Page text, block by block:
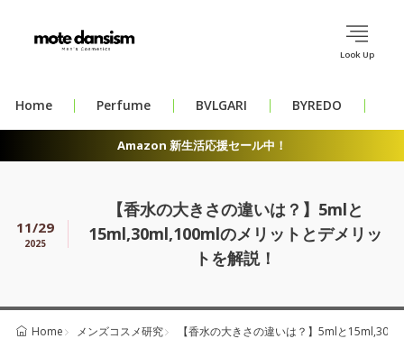
Look Up
Home Perfume BVLGARI BYREDO
Amazon 新生活応援セール中！
11/29
2025
【香水の大きさの違いは？】5mlと
15ml,30ml,100mlのメリットとデメリッ
トを解説！
Home メンズコスメ研究 【香水の大きさの違いは？】5mlと